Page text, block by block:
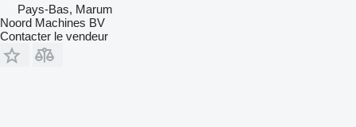
Pays-Bas, Marum
Noord Machines BV
Contacter le vendeur